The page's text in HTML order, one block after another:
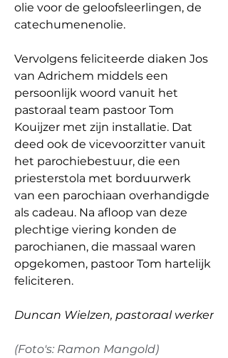
olie voor de geloofsleerlingen, de
catechumenenolie.
Vervolgens feliciteerde diaken Jos
van Adrichem middels een
persoonlijk woord vanuit het
pastoraal team pastoor Tom
Kouijzer met zijn installatie. Dat
deed ook de vicevoorzitter vanuit
het parochiebestuur, die een
priesterstola met borduurwerk
van een parochiaan overhandigde
als cadeau. Na afloop van deze
plechtige viering konden de
parochianen, die massaal waren
opgekomen, pastoor Tom hartelijk
feliciteren.
Duncan Wielzen, pastoraal werker
(Foto's: Ramon Mangold)